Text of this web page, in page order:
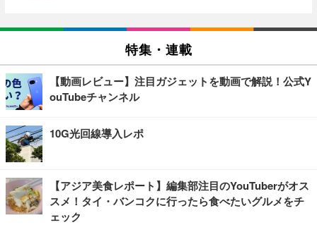
特集・連載
【動画レビュー】注目ガジェットを動画で解説！公式Y
ouTubeチャンネル
10G光回線導入レポ
【アジア美食レポート】編集部注目のYouTuberがオス
スメ！タイ・バンコクに行ったら食べたいグルメをチ
ェック